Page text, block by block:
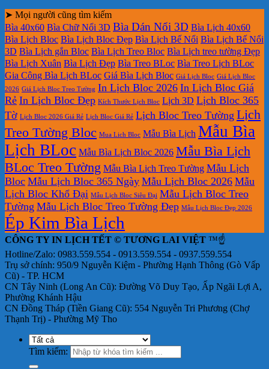
➤ Mọi người cũng tìm kiếm
Bìa 40x60 Bìa Chữ Nổi 3D Bìa Dán Nổi 3D Bìa Lịch 40x60
Bìa Lịch Bloc Bìa Lịch Bloc Đẹp Bìa Lịch Bế Nổi Bìa Lịch Bế Nổi
3D Bìa Lịch gắn Bloc Bìa Lịch Treo Bloc Bìa Lịch treo tường Đẹp
Bìa Lịch Xuân Bìa Lịch Đẹp Bìa Treo BLoc Bìa Treo Lịch BLoc
Gia Công Bìa Lịch BLoc Giá Bìa Lịch Bloc Giá Lịch Bloc Giá Lịch Bloc
2026 Giá Lịch Bloc Treo Tường In Lịch Bloc 2026 In Lịch Bloc Giá
Rẻ In Lịch Bloc Đẹp Kích Thước Lịch Bloc Lịch 3D Lịch Bloc 365
Tờ Lịch Bloc 2026 Giá Rẻ Lịch Bloc Giá Rẻ Lịch Bloc Treo Tường Lịch
Treo Tường Bloc Mua Lich Bloc Mẫu Bìa Lịch Mẫu Bìa
Lịch BLoc Mẫu Bìa Lịch Bloc 2026 Mẫu Bìa Lịch
BLoc Treo Tường Mẫu Bìa Lịch Treo Tường Mẫu Lịch
Bloc Mẫu Lịch Bloc 365 Ngày Mẫu Lịch Bloc 2026 Mẫu
Lịch Bloc Khổ Đại Mẫu Lịch Bloc Siêu Đại Mẫu Lịch Bloc Treo
Tường Mẫu Lịch Bloc Treo Tường Đẹp Mẫu Lịch Bloc Đẹp 2026
Ép Kim Bìa Lịch
CÔNG TY IN LỊCH TẾT © TƯƠNG LAI VIỆT ™☝️
Hotline/Zalo: 0983.559.554 - 0913.559.554 - 0937.559.554
Trụ sở chính: 950/9 Nguyễn Kiệm - Phường Hạnh Thông (Gò Vấp
Cũ) - TP. HCM
CN Tây Ninh (Long An Cũ): Đường Võ Duy Tạo, Ấp Ngãi Lợi A,
Phường Khánh Hậu
CN Đồng Tháp (Tiền Giang Cũ): 554 Nguyễn Tri Phương (Chợ
Thạnh Trị) - Phường Mỹ Tho
Tìm kiếm: